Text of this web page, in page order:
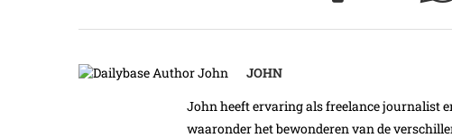
JOHN
John heeft ervaring als freelance journalist
waaronder het bewonderen van de